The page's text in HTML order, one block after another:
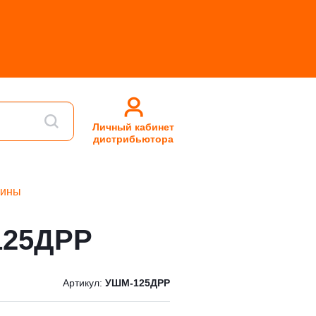
Личный кабинет
дистрибьютора
Артикул: УШМ-125ДРР